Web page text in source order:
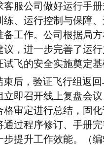
客服公司做好运行手
练、运行控制与保障
备工作。公司根据局
议，进一步完善了运
飞的安全实施奠定基
束后，验证飞行组返
立即召开线上复盘会
格审定进行总结，固
通过程序修订、手册
步提升工作效能。（